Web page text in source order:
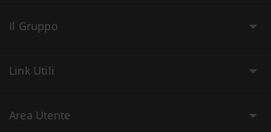
Il Gruppo
Link Utili
Area Utente